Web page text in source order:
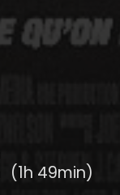
(1h 49min)